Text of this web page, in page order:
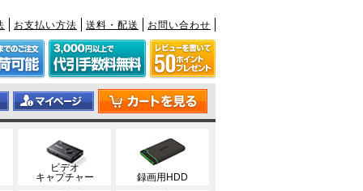
お支払い方法 送料・配送 お問い合わせ
ビデオ
キャプチャー
録画用HDD